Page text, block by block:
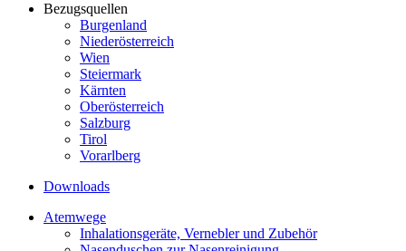
Bezugsquellen
Burgenland
Niederösterreich
Wien
Steiermark
Kärnten
Oberösterreich
Salzburg
Tirol
Vorarlberg
Downloads
Atemwege
Inhalationsgeräte, Vernebler und Zubehör